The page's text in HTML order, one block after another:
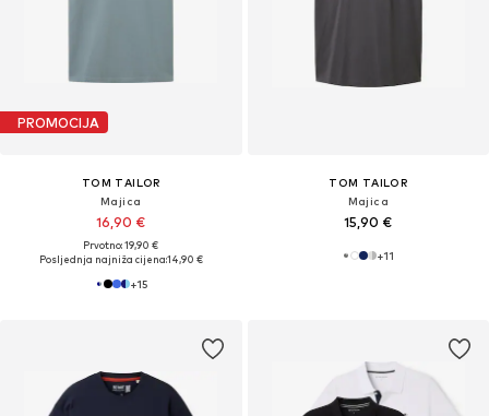
PROMOCIJA
TOM TAILOR
Majica
16,90 €
Prvotno: 19,90 €
Posljednja najniža cijena:14,90 €
+15
TOM TAILOR
Majica
15,90 €
+11